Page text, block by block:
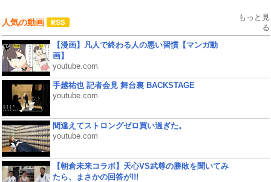
人気の動画
もっと見
る
【漫画】凡人で終わる人の悪い習慣【マンガ動
画】
youtube.com
手越祐也 記者会見 舞台裏 BACKSTAGE
youtube.com
間違えてストロングゼロ買い過ぎた。
youtube.com
【朝倉未来コラボ】天心VS武尊の勝敗を聞いてみ
たら、まさかの回答が!!!